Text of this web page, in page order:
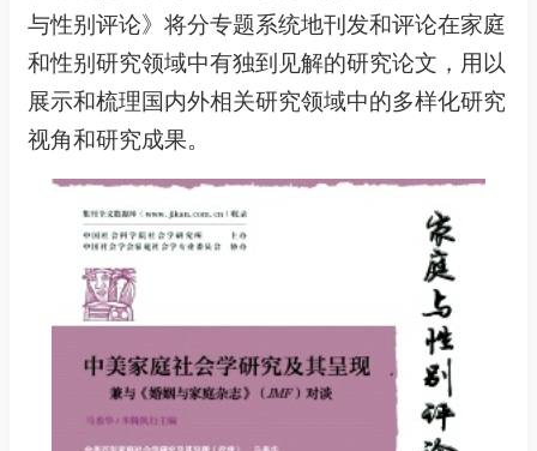
与性别评论》将分专题系统地刊发和评论在家庭
和性别研究领域中有独到见解的研究论文，用以
展示和梳理国内外相关研究领域中的多样化研究
视角和研究成果。